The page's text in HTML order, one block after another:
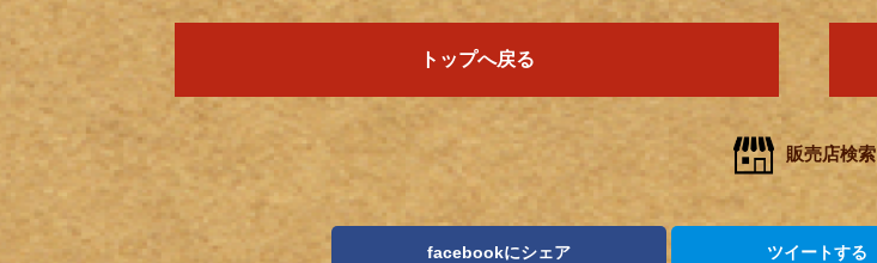
ファー
スト
オー
ナー登
カレン
お問い
トップへ戻る
販売店検索
facebookにシェア ツイートする